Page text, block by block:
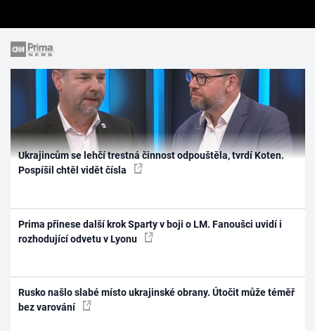
Ukrajincům se lehčí trestná činnost odpouštěla, tvrdí Koten.
Pospíšil chtěl vidět čísla
Prima přinese další krok Sparty v boji o LM. Fanoušci uvidí i
rozhodující odvetu v Lyonu
Rusko našlo slabé místo ukrajinské obrany. Útočit může téměř
bez varování